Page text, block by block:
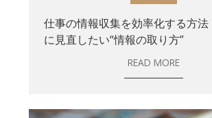
仕事の情報収集を効率化する方
に見直したい“情報の取り方”
READ MORE